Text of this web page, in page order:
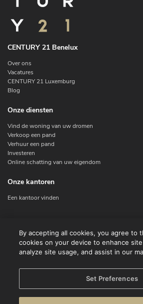
CENTURY 21 Benelux
Over ons
Vacatures
CENTURY 21 Luxemburg
Blog
Onze diensten
Vind de woning van uw dromen
Verkoop een pand
Verhuur een pand
Investeren
Online schatting van uw eigendom
Onze kantoren
Een kantoor vinden
Contact
Facebook
By accepting all cookies, you agree to
cookies on your device to enhance
analyze site usage, and assist in our
Set Preferences